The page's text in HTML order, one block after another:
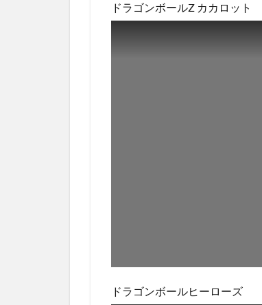
ドラゴンボールZ カカロット
ドラゴンボールヒーローズ